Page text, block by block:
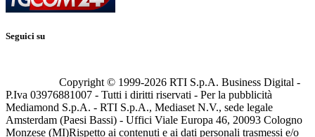
Seguici su
Copyright © 1999-2026 RTI S.p.A. Business Digital -
P.Iva 03976881007 - Tutti i diritti riservati - Per la pubblicità
Mediamond S.p.A. - RTI S.p.A., Mediaset N.V., sede legale
Amsterdam (Paesi Bassi) - Uffici Viale Europa 46, 20093 Cologno
Monzese (MI)Rispetto ai contenuti e ai dati personali trasmessi e/o